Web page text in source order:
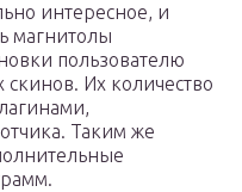
интересное, и
магнитолы
пользователю
скинов. Их количество
Таким же